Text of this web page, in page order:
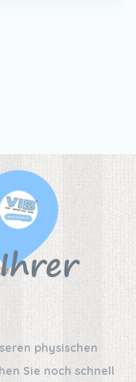
physischen
Sie noch schnell